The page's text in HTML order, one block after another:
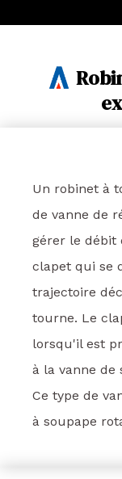
Un robinet à
de vanne de
gérer le débit
clapet qui se
trajectoire
tourne. Le
lorsqu'il est
à la vanne
Ce type de
à soupape